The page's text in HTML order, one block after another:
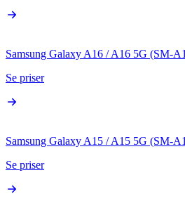
Samsung Galaxy A16 / A16 5G (SM-
Se priser
Samsung Galaxy A15 / A15 5G (SM-
Se priser